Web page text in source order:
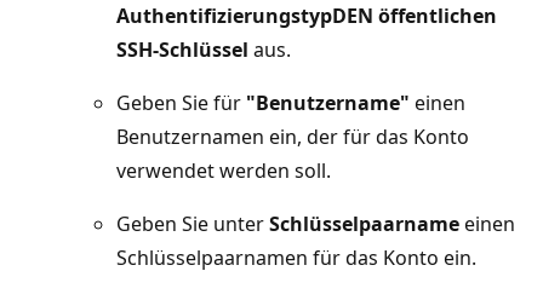
AuthentifizierungstypDEN öffentlichen
SSH-Schlüssel aus.
Geben Sie für "Benutzername" einen
Benutzernamen ein, der für das Konto
verwendet werden soll.
Geben Sie unterSchlüsselpaarnameeinen
Schlüsselpaarnamen für das Konto ein.